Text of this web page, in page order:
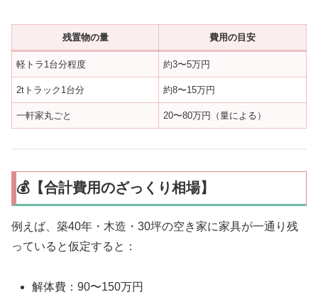
残置物の量 費用の目安
軽トラ1台分程度 約3〜5万円
2tトラック1台分 約8〜15万円
一軒家丸ごと 20〜80万円（量による）
💰【合計費用のざっくり相場】
例えば、築40年・木造・30坪の空き家に家具が一通り残
っていると仮定すると：
解体費：90〜150万円